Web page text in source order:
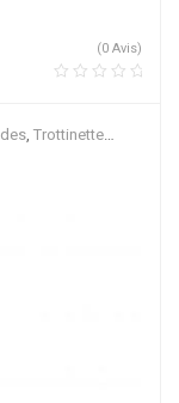
(0 Avis)
, Trottinette